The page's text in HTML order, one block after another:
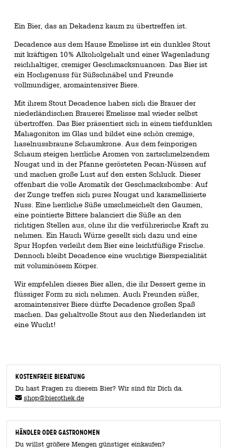
Ein Bier, das an Dekadenz kaum zu übertreffen ist.
Decadence aus dem Hause Emelisse ist ein dunkles Stout
mit kräftigen 10% Alkoholgehalt und einer Wagenladung
reichhaltiger, cremiger Geschmacksnuancen. Das Bier ist
ein Hochgenuss für Süßschnäbel und Freunde
vollmundiger, aromaintensiver Biere.
Mit ihrem Stout Decadence haben sich die Brauer der
niederländischen Brauerei Emelisse mal wieder selbst
übertroffen. Das Bier präsentiert sich in einem tiefdunklen
Mahagoniton im Glas und bildet eine schön cremige,
haselnussbraune Schaumkrone. Aus dem feinporigen
Schaum steigen herrliche Aromen von zartschmelzendem
Nougat und in der Pfanne gerösteten Pecan-Nüssen auf
und machen große Lust auf den ersten Schluck. Dieser
offenbart die volle Aromatik der Geschmacksbombe: Auf
der Zunge treffen sich pures Nougat und karamellisierte
Nuss. Eine herrliche Süße umschmeichelt den Gaumen,
eine pointierte Bittere balanciert die Süße an den
richtigen Stellen aus, ohne ihr die verführerische Kraft zu
nehmen. Ein Hauch Würze gesellt sich dazu und eine
Spur Hopfen verleiht dem Bier eine leichtfüßige Frische.
Dennoch bleibt Decadence eine wuchtige Bierspezialität
mit voluminösem Körper.
Wir empfehlen dieses Bier allen, die ihr Dessert gerne in
flüssiger Form zu sich nehmen. Auch Freunden süßer,
aromaintensiver Biere dürfte Decadence großen Spaß
machen. Das gehaltvolle Stout aus den Niederlanden ist
eine Wucht!
KOSTENFREIE BIERATUNG
Du hast Fragen zu diesem Bier? Wir sind für Dich da.
shop@bierothek.de
Händler oder Gastronomen
Du willst größere Mengen günstiger einkaufen?